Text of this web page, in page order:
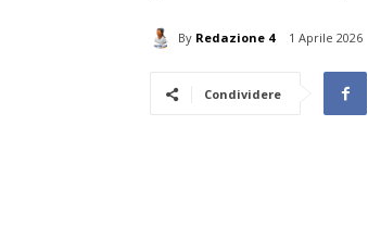
By Redazione 4 1 Aprile 2026
Condividere